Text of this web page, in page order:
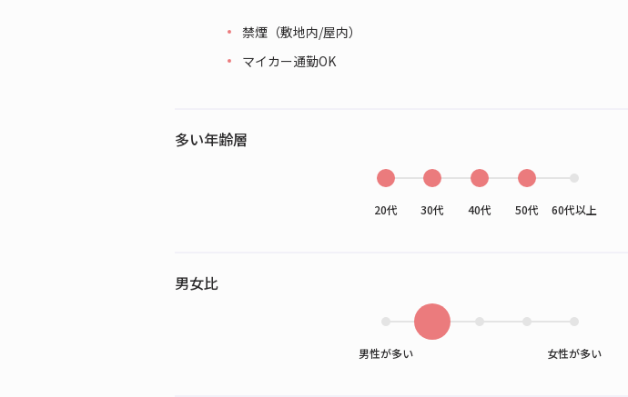
禁煙（敷地内/屋内）
マイカー通勤OK
多い年齢層
20代 30代 40代 50代 60代以上
男女比
男性が多い 女性が多い